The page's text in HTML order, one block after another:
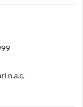
n.a.c.